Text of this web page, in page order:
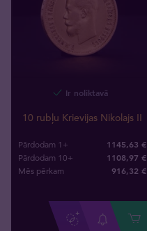
Ir noliktavā
10 rubļu Krievijas Nikolajs II
Pārdodam 1+ 1145,63 €
Pārdodam 10+ 1108,97 €
Mēs pērkam 916,32 €